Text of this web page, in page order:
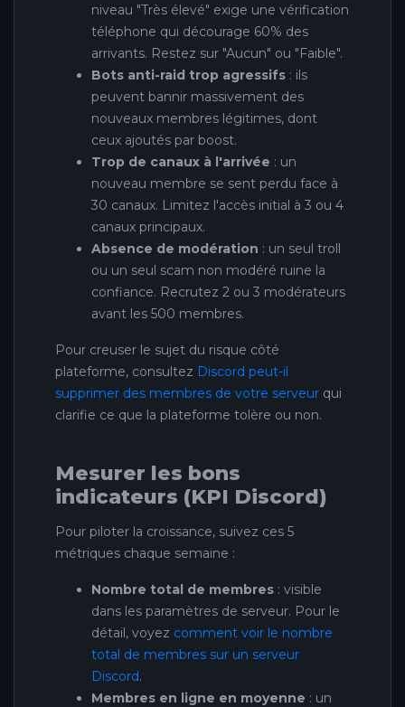
niveau "Très élevé" exige une vérification
téléphone qui décourage 60% des
arrivants. Restez sur "Aucun" ou "Faible".
Bots anti-raid trop agressifs : ils
peuvent bannir massivement des
nouveaux membres légitimes, dont
ceux ajoutés par boost.
Trop de canaux à l'arrivée : un
nouveau membre se sent perdu face à
30 canaux. Limitez l'accès initial à 3 ou 4
canaux principaux.
Absence de modération : un seul troll
ou un seul scam non modéré ruine la
confiance. Recrutez 2 ou 3 modérateurs
avant les 500 membres.
Pour creuser le sujet du risque côté
plateforme, consultez Discord peut-il
supprimer des membres de votre serveur qui
clarifie ce que la plateforme tolère ou non.
Mesurer les bons
indicateurs (KPI Discord)
Pour piloter la croissance, suivez ces 5
métriques chaque semaine :
Nombre total de membres : visible
dans les paramètres de serveur. Pour le
détail, voyez comment voir le nombre
total de membres sur un serveur
Discord.
Membres en ligne en moyenne : un